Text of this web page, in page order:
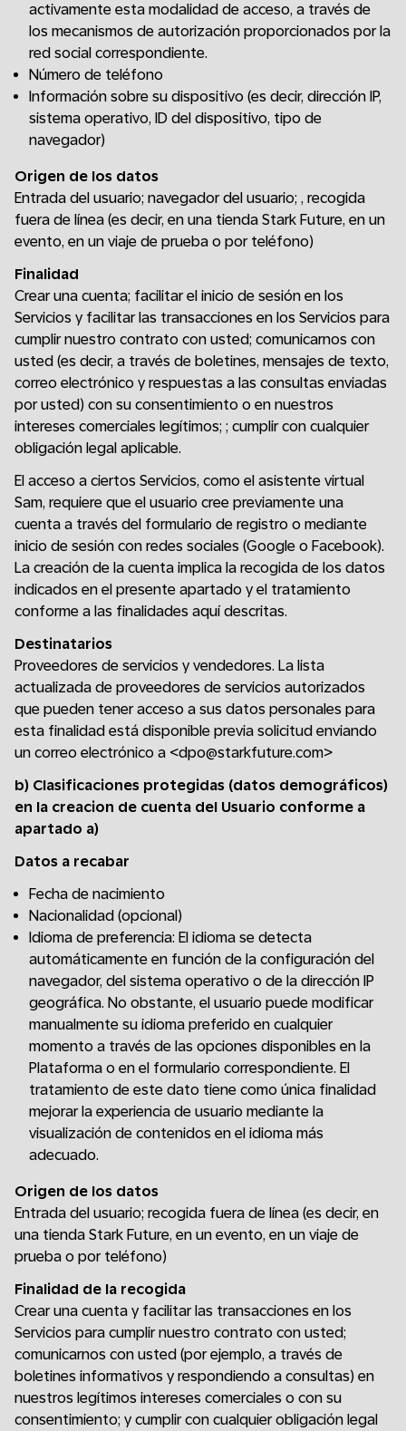
activamente esta modalidad de acceso, a través de
los mecanismos de autorización proporcionados por la
red social correspondiente.
Número de teléfono
Información sobre su dispositivo (es decir, dirección IP,
sistema operativo, ID del dispositivo, tipo de
navegador)
Origen de los datos
Entrada del usuario; navegador del usuario; , recogida
fuera de línea (es decir, en una tienda Stark Future, en un
evento, en un viaje de prueba o por teléfono)
Finalidad
Crear una cuenta; facilitar el inicio de sesión en los
Servicios y facilitar las transacciones en los Servicios para
cumplir nuestro contrato con usted; comunicarnos con
usted (es decir, a través de boletines, mensajes de texto,
correo electrónico y respuestas a las consultas enviadas
por usted) con su consentimiento o en nuestros
intereses comerciales legítimos; ; cumplir con cualquier
obligación legal aplicable.
El acceso a ciertos Servicios, como el asistente virtual
Sam, requiere que el usuario cree previamente una
cuenta a través del formulario de registro o mediante
inicio de sesión con redes sociales (Google o Facebook).
La creación de la cuenta implica la recogida de los datos
indicados en el presente apartado y el tratamiento
conforme a las finalidades aquí descritas.
Destinatarios
Proveedores de servicios y vendedores. La lista
actualizada de proveedores de servicios autorizados
que pueden tener acceso a sus datos personales para
esta finalidad está disponible previa solicitud enviando
un correo electrónico a <dpo@starkfuture.com>
b) Clasificaciones protegidas (datos demográficos)
en la creacion de cuenta del Usuario conforme a
apartado a)
Datos a recabar
Fecha de nacimiento
Nacionalidad (opcional)
Idioma de preferencia: El idioma se detecta
automáticamente en función de la configuración del
navegador, del sistema operativo o de la dirección IP
geográfica. No obstante, el usuario puede modificar
manualmente su idioma preferido en cualquier
momento a través de las opciones disponibles en la
Plataforma o en el formulario correspondiente. El
tratamiento de este dato tiene como única finalidad
mejorar la experiencia de usuario mediante la
visualización de contenidos en el idioma más
adecuado.
Origen de los datos
Entrada del usuario; recogida fuera de línea (es decir, en
una tienda Stark Future, en un evento, en un viaje de
prueba o por teléfono)
Finalidad de la recogida
Crear una cuenta y facilitar las transacciones en los
Servicios para cumplir nuestro contrato con usted;
comunicarnos con usted (por ejemplo, a través de
boletines informativos y respondiendo a consultas) en
nuestros legítimos intereses comerciales o con su
consentimiento; y cumplir con cualquier obligación legal